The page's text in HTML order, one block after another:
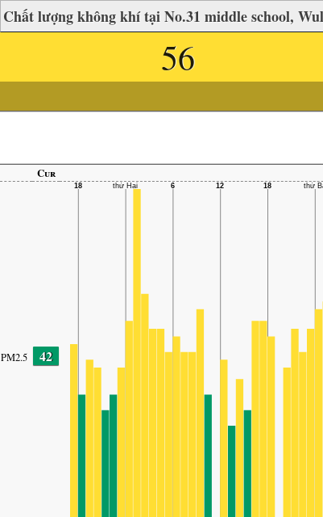
Chất lượng không khí tại No.31 middle school,
56
Cur
PM2.5 42